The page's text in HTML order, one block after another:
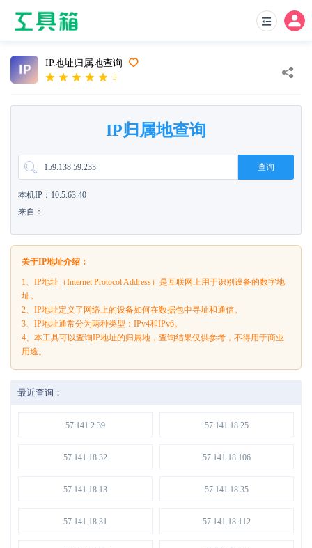
IP地址归属地查询
5
IP归属地查询
查询
本机IP：10.5.63.40
来自：
关于IP地址介绍：
1、IP地址（Internet Protocol Address）是互联网上用于识别设备的数字地
址。
2、IP地址定义了网络上的设备如何在数据包中寻址和通信。
3、IP地址通常分为两种类型：IPv4和IPv6。
4、本工具可以查询IP地址的归属地，查询结果仅供参考，不得用于商业
用途。
最近查询：
57.141.2.39 57.141.18.25
57.141.18.32 57.141.18.106
57.141.18.13 57.141.18.35
57.141.18.31 57.141.18.112